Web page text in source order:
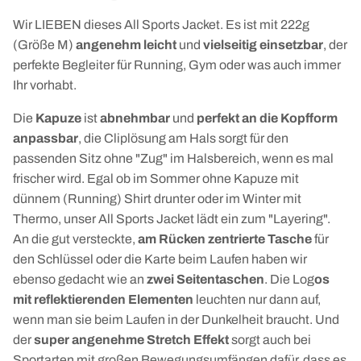
Wir LIEBEN dieses All Sports Jacket. Es ist mit 222g
(Größe M) angenehm leicht und vielseitig einsetzbar, der
perfekte Begleiter für Running, Gym oder was auch immer
Ihr vorhabt.
Die Kapuze istabnehmbar und perfekt an die Kopfform
anpassbar, die Cliplösung am Hals sorgt für den
passenden Sitz ohne "Zug" im Halsbereich, wenn es mal
frischer wird. Egal ob im Sommer ohne Kapuze mit
dünnem (Running) Shirt drunter oder im Winter mit
Thermo, unser All Sports Jacket lädt ein zum "Layering".
An die gut versteckte, am Rücken zentrierte Taschefür
den Schlüssel oder die Karte beim Laufen haben wir
ebenso gedacht wie an zwei Seitentaschen. Die Logos
mit reflektierenden Elementen leuchten nur dann auf,
wenn man sie beim Laufen in der Dunkelheit braucht. Und
dersuper angenehme Stretch Effektsorgt auch bei